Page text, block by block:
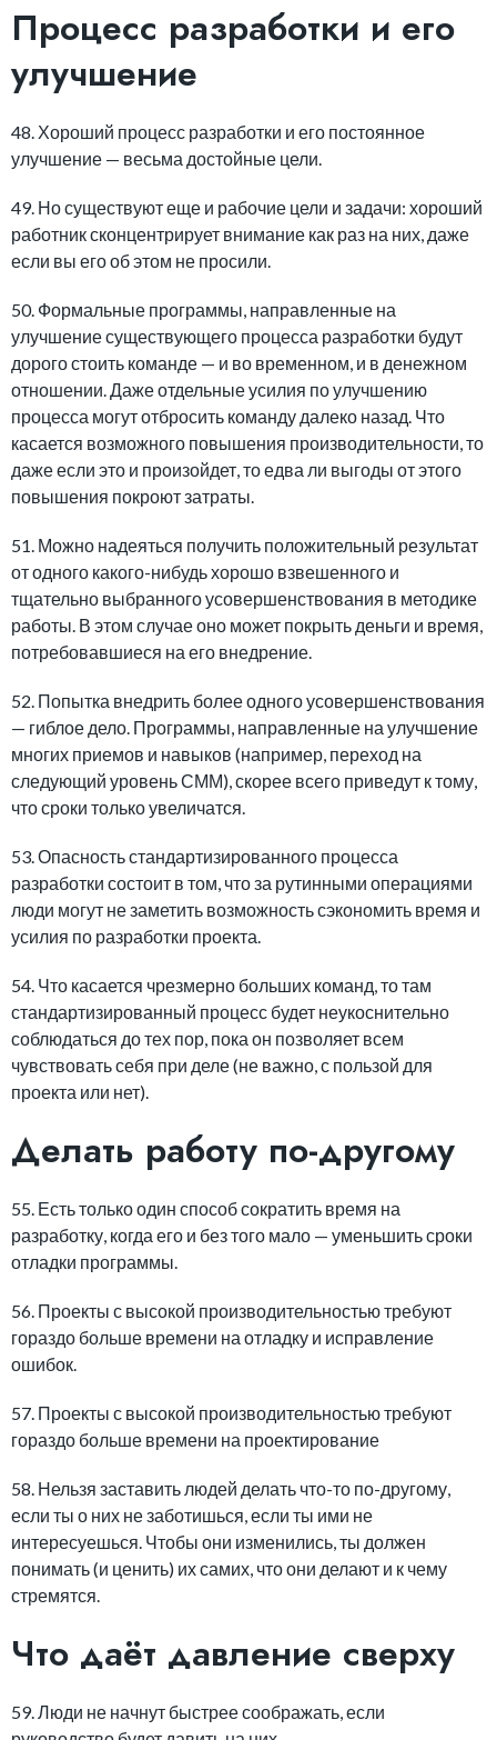
Процесс разработки и его
улучшение
48. Хороший процесс разработки и его постоянное
улучшение — весьма достойные цели.
49. Но существуют еще и рабочие цели и задачи: хороший
работник сконцентрирует внимание как раз на них, даже
если вы его об этом не просили.
50. Формальные программы, направленные на
улучшение существующего процесса разработки будут
дорого стоить команде — и во временном, и в денежном
отношении. Даже отдельные усилия по улучшению
процесса могут отбросить команду далеко назад. Что
касается возможного повышения производительности, то
даже если это и произойдет, то едва ли выгоды от этого
повышения покроют затраты.
51. Можно надеяться получить положительный результат
от одного какого-нибудь хорошо взвешенного и
тщательно выбранного усовершенствования в методике
работы. В этом случае оно может покрыть деньги и время,
потребовавшиеся на его внедрение.
52. Попытка внедрить более одного усовершенствования
— гиблое дело. Программы, направленные на улучшение
многих приемов и навыков (например, переход на
следующий уровень СММ), скорее всего приведут к тому,
что сроки только увеличатся.
53. Опасность стандартизированного процесса
разработки состоит в том, что за рутинными операциями
люди могут не заметить возможность сэкономить время и
усилия по разработки проекта.
54. Что касается чрезмерно больших команд, то там
стандартизированный процесс будет неукоснительно
соблюдаться до тех пор, пока он позволяет всем
чувствовать себя при деле (не важно, с пользой для
проекта или нет).
Делать работу по-другому
55. Есть только один способ сократить время на
разработку, когда его и без того мало — уменьшить сроки
отладки программы.
56. Проекты с высокой производительностью требуют
гораздо больше времени на отладку и исправление
ошибок.
57. Проекты с высокой производительностью требуют
гораздо больше времени на проектирование
58. Нельзя заставить людей делать что-то по-другому,
если ты о них не заботишься, если ты ими не
интересуешься. Чтобы они изменились, ты должен
понимать (и ценить) их самих, что они делают и к чему
стремятся.
Что даёт давление сверху
59. Люди не начнут быстрее соображать, если